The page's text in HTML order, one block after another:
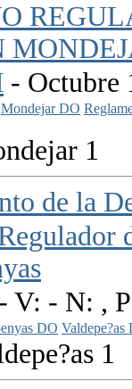
- Octubre
Mondejar DO
1
de la
V: - N: ,
DO Valdepe?as
1